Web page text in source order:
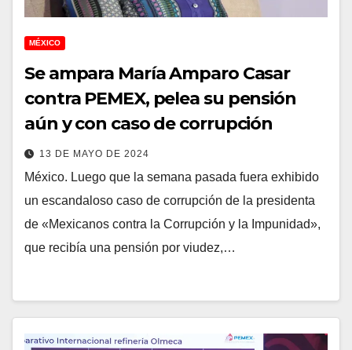
MÉXICO
Se ampara María Amparo Casar
contra PEMEX, pelea su pensión
aún y con caso de corrupción
13 DE MAYO DE 2024
México. Luego que la semana pasada fuera exhibido
un escandaloso caso de corrupción de la presidenta
de «Mexicanos contra la Corrupción y la Impunidad»,
que recibía una pensión por viudez,…